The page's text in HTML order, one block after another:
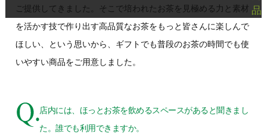
ご提供してきました。そこで培われたお茶を見極める力と素材
を活かす技で作り出す高品質なお茶をもっと皆さんに楽しんで
ほしい、という思いから、ギフトでも普段のお茶の時間でも使
いやすい商品をご用意しました。
店内には、ほっとお茶を飲めるスペースがあると聞きまし
た。誰でも利用できますか。
品